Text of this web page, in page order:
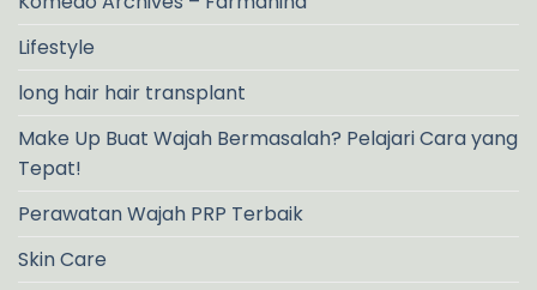
Lifestyle
long hair hair transplant
Make Up Buat Wajah Bermasalah? Pelajari Cara yang
Tepat!
Perawatan Wajah PRP Terbaik
Skin Care